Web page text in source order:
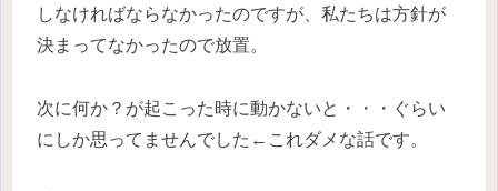
しなければならなかったのですが、私たちは方針が
決まってなかったので放置。
次に何か？が起こった時に動かないと・・・ぐらい
にしか思ってませんでした←これダメな話です。